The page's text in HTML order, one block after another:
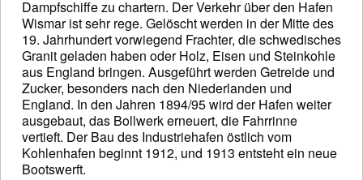
Dampfschiffe zu chartern. Der Verkehr über den Hafen
Wismar ist sehr rege. Gelöscht werden in der Mitte des
19. Jahrhundert vorwiegend Frachter, die schwedisches
Granit geladen haben oder Holz, Eisen und Steinkohle
aus England bringen. Ausgeführt werden Getreide und
Zucker, besonders nach den Niederlanden und
England. In den Jahren 1894/95 wird der Hafen weiter
ausgebaut, das Bollwerk erneuert, die Fahrrinne
vertieft. Der Bau des Industriehafen östlich vom
Kohlenhafen beginnt 1912, und 1913 entsteht ein neue
Bootswerft.